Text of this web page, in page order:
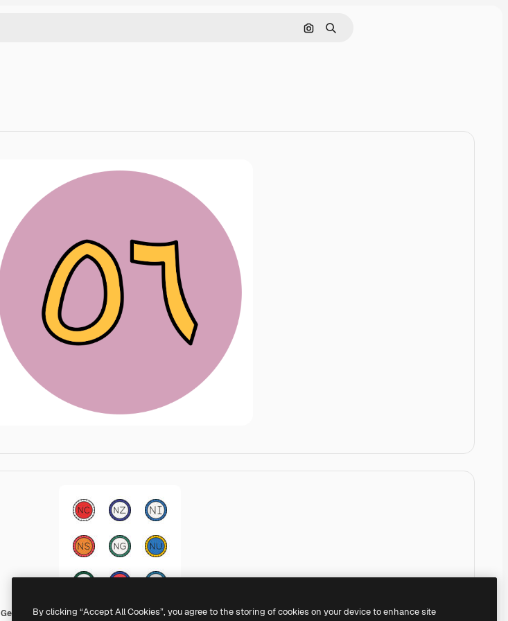
Zoeken op afbeelding
Zoeken
Generic color lineal-color
By clicking “Accept All Cookies”, you agree to the storing of cookies on your device to enhance site